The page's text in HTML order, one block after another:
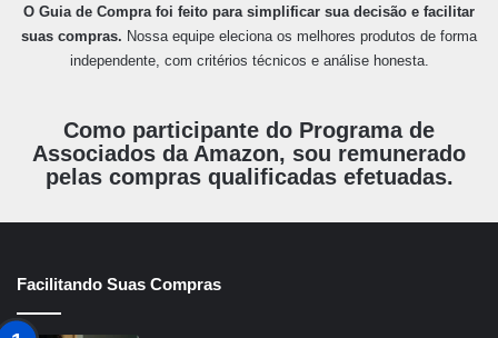
O Guia de Compra foi feito para simplificar sua decisão e facilitar
suas compras. Nossa equipe eleciona os melhores produtos de forma
independente, com critérios técnicos e análise honesta.
Como participante do Programa de
Associados da Amazon, sou remunerado
pelas compras qualificadas efetuadas.
Facilitando Suas Compras